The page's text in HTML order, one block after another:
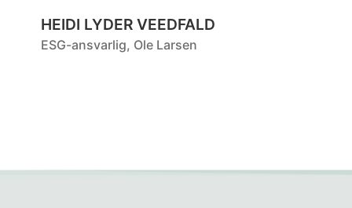
HEIDI LYDER VEEDFALD
ESG-ansvarlig, Ole Larsen